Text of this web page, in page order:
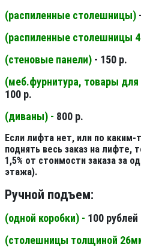
(распиленные столешницы)
(распиленные столешницы
(стеновые панели) - 150 р.
(меб.фурнитура, товары
100 р.
(диваны) - 800 р.
Если лифта нет, или по
поднять весь заказ на
1,5% от стоимости заказа за
этажа).
Ручной подъем:
(одной коробки) - 100
(столешницы толщиной